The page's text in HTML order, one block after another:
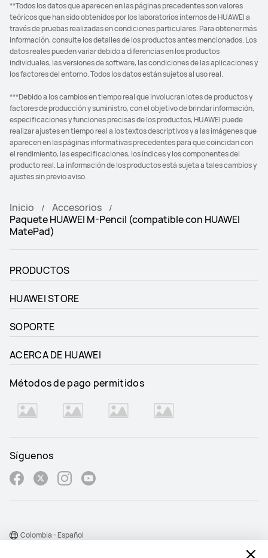
**Todos los datos que aparecen en las páginas precedentes son valores
teóricos que han sido obtenidos por los laboratorios internos de HUAWEI a
través de pruebas realizadas en condiciones particulares. Para obtener más
información, consulte los detalles de los productos antes mencionados. Los
datos reales pueden variar debido a diferencias en los productos
individuales, las versiones de software, las condiciones de las aplicaciones y
los factores del entorno. Todos los datos están sujetos al uso real.
***Debido a los cambios en tiempo real que involucran lotes de productos y
factores de producción y suministro, con el objetivo de brindar información,
especificaciones y funciones precisas de los productos, HUAWEI puede
realizar ajustes en tiempo real a los textos descriptivos y a las imágenes que
aparecen en las páginas informativas precedentes para que coincidan con
el rendimiento, las especificaciones, los índices y los componentes del
producto real. La información de los productos está sujeta a tales cambios y
ajustes sin previo aviso.
Inicio
Accesorios
Paquete HUAWEI M-Pencil (compatible con HUAWEI
MatePad)
PRODUCTOS
HUAWEI STORE
SOPORTE
ACERCA DE HUAWEI
Métodos de pago permitidos
Síguenos
Colombia - Español